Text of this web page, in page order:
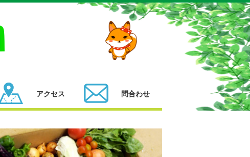
アクセス 問合わせ